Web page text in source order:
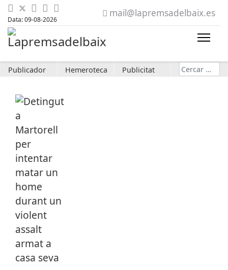
Data: 09-08-2026
mail@lapremsadelbaix.es
Publicador Hemeroteca Publicitat Cerca